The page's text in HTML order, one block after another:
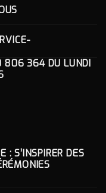
806 364DU LUNDI
: S’INSPIRER DES